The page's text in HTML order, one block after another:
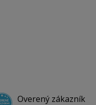
Overený zákazník